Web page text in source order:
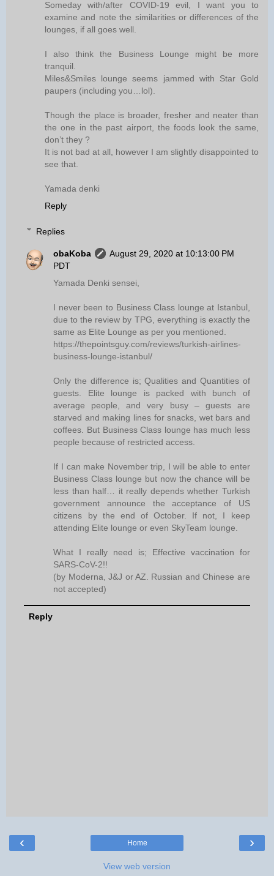
Someday with/after COVID-19 evil, I want you to
examine and note the similarities or differences of the
lounges, if all goes well.
I also think the Business Lounge might be more
tranquil.
Miles&Smiles lounge seems jammed with Star Gold
paupers (including you…lol).
Though the place is broader, fresher and neater than
the one in the past airport, the foods look the same,
don’t they ?
It is not bad at all, however I am slightly disappointed to
see that.
Yamada denki
Reply
Replies
obaKoba
August 29, 2020 at 10:13:00 PM
PDT
Yamada Denki sensei,
I never been to Business Class lounge at Istanbul,
due to the review by TPG, everything is exactly the
same as Elite Lounge as per you mentioned.
https://thepointsguy.com/reviews/turkish-airlines-
business-lounge-istanbul/
Only the difference is; Qualities and Quantities of
guests. Elite lounge is packed with bunch of
average people, and very busy – guests are
starved and making lines for snacks, wet bars and
coffees. But Business Class lounge has much less
people because of restricted access.
If I can make November trip, I will be able to enter
Business Class lounge but now the chance will be
less than half… it really depends whether Turkish
government announce the acceptance of US
citizens by the end of October. If not, I keep
attending Elite lounge or even SkyTeam lounge.
What I really need is; Effective vaccination for
SARS-CoV-2!!
(by Moderna, J&J or AZ. Russian and Chinese are
not accepted)
Reply
‹ ›
Home
View web version